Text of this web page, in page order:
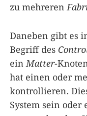
zu mehreren
Daneben gibt es
Begriff des
einMatter-
hat einen oder
kontrollieren.
System sein oder